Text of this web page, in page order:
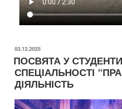
03.12.2025
ПОСВЯТА У СТУДЕНТИ
СПЕЦІАЛЬНОСТІ
ДІЯЛЬНІСТЬ